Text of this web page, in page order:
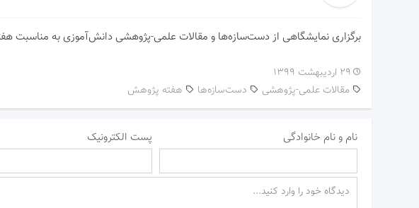
برگزاری نمایشگاهی از دست‌سازه‌ها و مقالات علمی-پژوهشی دانش‌آموزی به مناسبت
۲۹ اردیبهشت ۱۳۹۹
دست‌سازه‌ها
مقالات علمی-پژوهشی هفته پژوهش
نام و نام خانوادگی پست الکترونیک